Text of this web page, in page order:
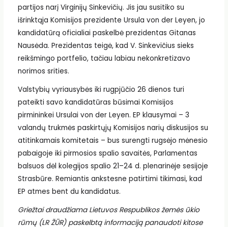
partijos narį Virginijų Sinkevičių. Jis jau susitiko su
išrinktąja Komisijos prezidente Ursula von der Leyen, jo
kandidatūrą oficialiai paskelbė prezidentas Gitanas
Nausėda. Prezidentas teigė, kad V. Sinkevičius sieks
reikšmingo portfelio, tačiau labiau nekonkretizavo
norimos srities.
Valstybių vyriausybės iki rugpjūčio 26 dienos turi
pateikti savo kandidatūras būsimai Komisijos
pirmininkei Ursulai von der Leyen. EP klausymai – 3
valandų trukmės paskirtųjų Komisijos narių diskusijos su
atitinkamais komitetais – bus surengti rugsėjo mėnesio
pabaigoje iki pirmosios spalio savaitės, Parlamentas
balsuos dėl kolegijos spalio 21–24 d. plenarinėje sesijoje
Strasbūre. Remiantis ankstesne patirtimi tikimasi, kad
EP atmes bent du kandidatus.
Griežtai draudžiama Lietuvos Respublikos žemės ūkio
rūmų (LR ŽŪR) paskelbtą informaciją panaudoti kitose